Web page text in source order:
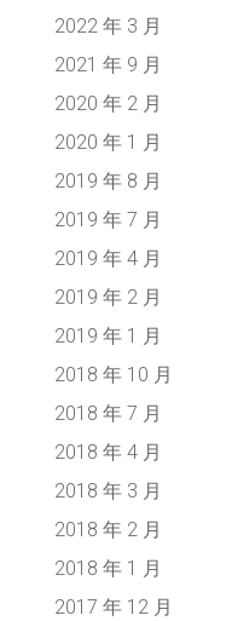
2022 年 3 月
2021 年 9 月
2020 年 2 月
2020 年 1 月
2019 年 8 月
2019 年 7 月
2019 年 4 月
2019 年 2 月
2019 年 1 月
2018 年 10 月
2018 年 7 月
2018 年 4 月
2018 年 3 月
2018 年 2 月
2018 年 1 月
2017 年 12 月